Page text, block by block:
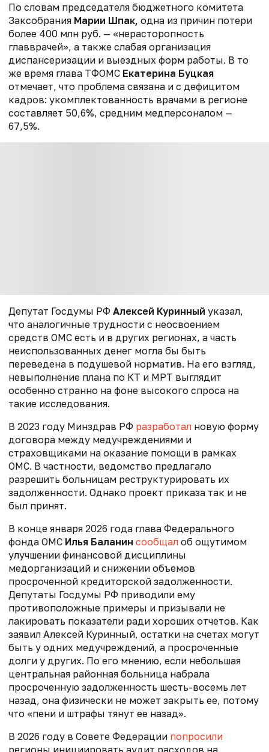
По словам председателя бюджетного комитета
Заксобрания Марии Шпак, одна из причин потери
более 400 млн руб. — «нерасторопность
главврачей», а также слабая организация
диспансеризации и выездных форм работы. В то
же время глава ТФОМС Екатерина Буцкая
отмечает, что проблема связана и с дефицитом
кадров: укомплектованность врачами в регионе
составляет 50,6%, средним медперсоналом —
67,5%.
Депутат Госдумы РФ Алексей Куринный указал,
что аналогичные трудности с неосвоением
средств ОМС есть и в других регионах, а часть
неиспользованных денег могла бы быть
переведена в подушевой норматив. На его взгляд,
невыполнение плана по КТ и МРТ выглядит
особенно странно на фоне высокого спроса на
такие исследования.
В 2023 году Минздрав РФ разработал новую форму
договора между медучреждениями и
страховщиками на оказание помощи в рамках
ОМС. В частности, ведомство предлагало
разрешить больницам реструктурировать их
задолженности. Однако проект приказа так и не
был принят.
В конце января 2026 года глава Федерального
фонда ОМС Илья Баланин сообщал об ощутимом
улучшении финансовой дисциплины
медорганизаций и снижении объемов
просроченной кредиторской задолженности.
Депутаты Госдумы РФ приводили ему
противоположные примеры и призывали не
лакировать показатели ради хороших отчетов. Как
заявил Алексей Куринный, остатки на счетах могут
быть у одних медучреждений, а просроченные
долги у других. По его мнению, если небольшая
центральная районная больница набрала
просроченную задолженность шесть-восемь лет
назад, она физически не может закрыть ее, потому
что «пени и штрафы тянут ее назад».
В 2026 году в Совете Федерации попросили
регионы инициировать аудит расходов на